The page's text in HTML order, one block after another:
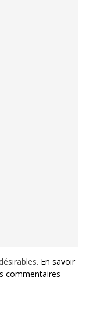
En savoir
commentaires